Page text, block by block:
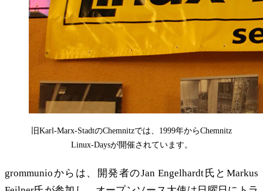
旧Karl-Marx-StadtのChemnitzでは、1999年からChemnitz
Linux-Daysが開催されています。
grommunioからは、開発者のJan Engelhardt氏とMarkus